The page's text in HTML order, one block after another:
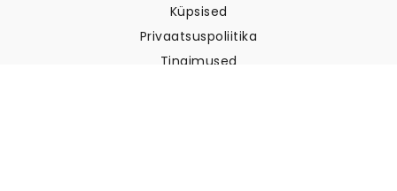
Küpsised
Privaatsuspoliitika
Tingimused